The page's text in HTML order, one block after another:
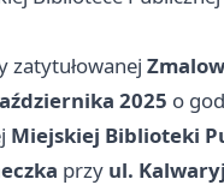
zatytułowanej
2025 o
Miejskiej Biblioteki
przy ul.